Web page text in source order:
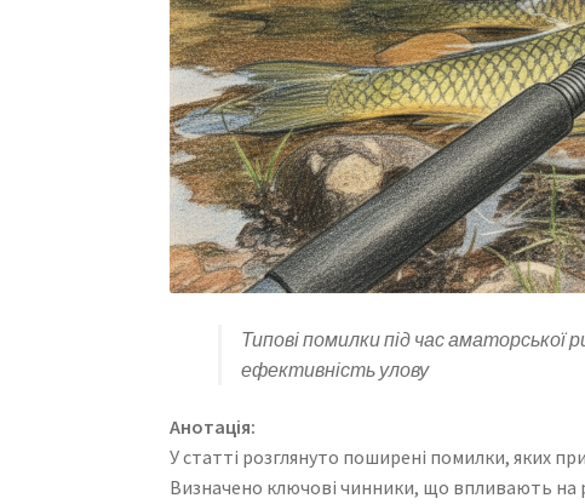
Типові помилки під час аматорської
ефективність улову
Анотація:
У статті розглянуто поширені помилки, яких
Визначено ключові чинники, що впливають на